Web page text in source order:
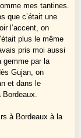
mes tantines.
que c’était une
l’accent, on
plus le même
pris moi aussi
gemme par la
Gujan, on
et dans le
à Bordeaux à la